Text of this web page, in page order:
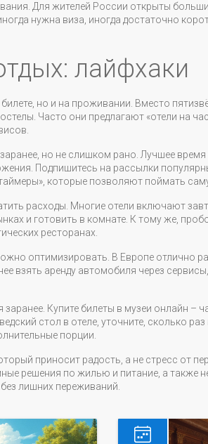
Для жителей России открыты
нужна виза, иногда достаточно
лайфхаки
но и на проживании. Вместо
Часто они предлагают «отели на
но не слишком рано. Лучшее время
Подпишитесь на рассылки
которые позволяют поймать
расходы. Многие отели включают
и готовить в комнате. К тому же,
ресторанах.
оптимизировать. В Европе отлично
взять аренду автомобиля через
заранее. Купите билеты в музеи онлайн –
стол в отеле, уточните, сколько
порции.
приносит радость, а не стресс от
решения по жилью и питание, а также
лишних переживаний.